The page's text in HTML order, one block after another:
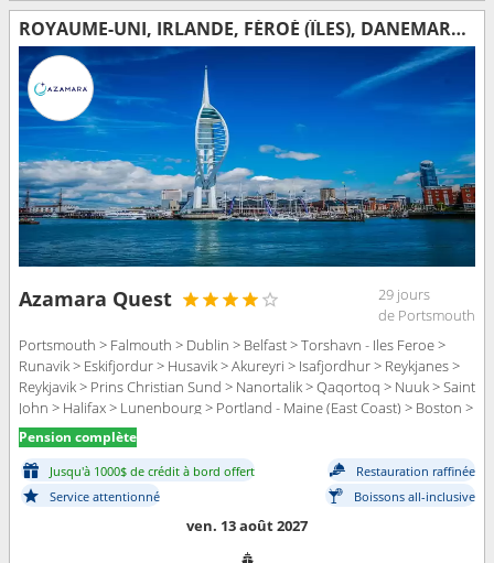
ROYAUME-UNI, IRLANDE, FÉROÉ (ÎLES), DANEMARK, ISLANDE, GRÖENLAND, CANADA, ÉTATS-UNIS
Azamara Quest
29 jours
de Portsmouth
Portsmouth > Falmouth > Dublin > Belfast > Torshavn - Iles Feroe >
Runavik > Eskifjordur > Husavik > Akureyri > Isafjordhur > Reykjanes >
Reykjavik > Prins Christian Sund > Nanortalik > Qaqortoq > Nuuk > Saint
John > Halifax > Lunenbourg > Portland - Maine (East Coast) > Boston >
Cape Code Canal > Newport - port (Rhode Island) > New York
Pension complète
Jusqu'à 1000$ de crédit à bord offert
Restauration raffinée
Service attentionné
Boissons all-inclusive
ven. 13 août 2027